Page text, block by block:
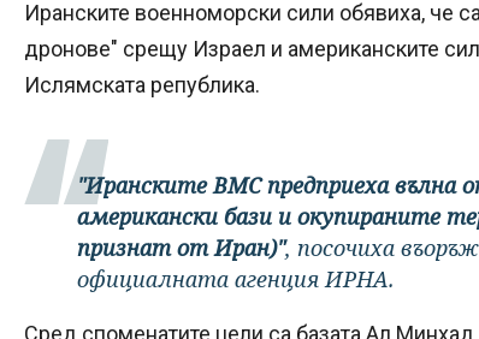
Иранските военноморски сили обявиха, че
дронове" срещу Израел и американските
Ислямската република.
"Иранските ВМС предприеха вълна
американски бази и окупираните
признат от Иран)", посочиха
официалната агенция ИРНА.
Сред споменатите цели са базата Ал